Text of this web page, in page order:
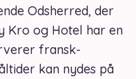
Odsherred, der
Kro og Hotel har en
fransk-
kan nydes på